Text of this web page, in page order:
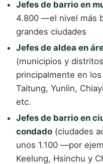
Jefes de barrio en
4.800 —el nivel más
grandes ciudades
Jefes de aldea en
(municipios y
principalmente en
Taitung, Yunlin,
etc.
Jefes de barrio en
condado (ciudades
unos 1.100 —por
Keelung, Hsinchu y